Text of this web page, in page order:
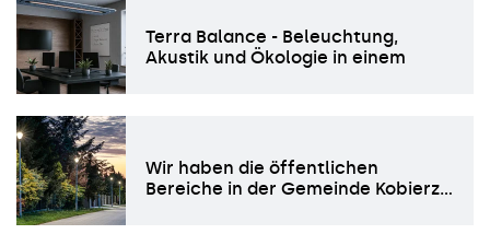
Terra Balance - Beleuchtung,
Akustik und Ökologie in einem
Wir haben die öffentlichen
Bereiche in der Gemeinde Kobierz…